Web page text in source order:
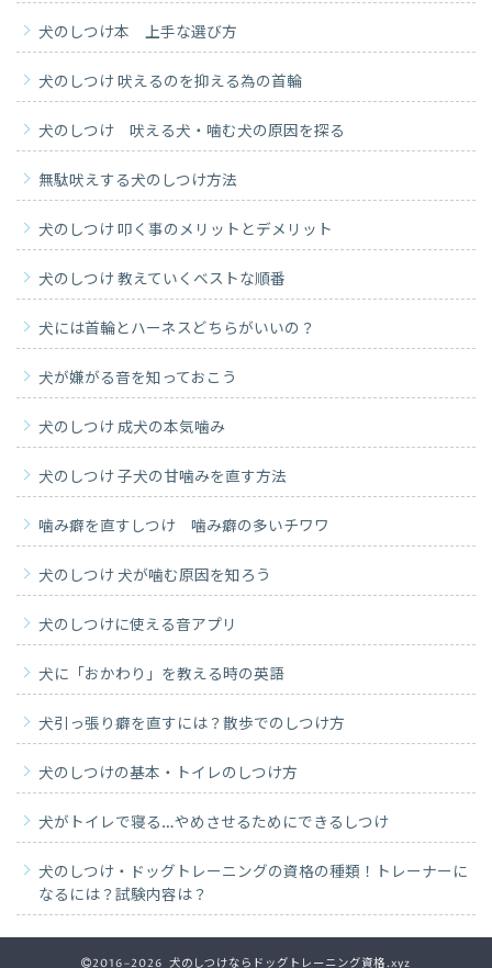
犬のしつけ本 上手な選び方
犬のしつけ 吠えるのを抑える為の首輪
犬のしつけ 吠える犬・噛む犬の原因を探る
無駄吠えする犬のしつけ方法
犬のしつけ 叩く事のメリットとデメリット
犬のしつけ 教えていくベストな順番
犬には首輪とハーネスどちらがいいの？
犬が嫌がる音を知っておこう
犬のしつけ 成犬の本気噛み
犬のしつけ 子犬の甘噛みを直す方法
噛み癖を直すしつけ 噛み癖の多いチワワ
犬のしつけ 犬が噛む原因を知ろう
犬のしつけに使える音アプリ
犬に「おかわり」を教える時の英語
犬引っ張り癖を直すには？散歩でのしつけ方
犬のしつけの基本・トイレのしつけ方
犬がトイレで寝る…やめさせるためにできるしつけ
犬のしつけ・ドッグトレーニングの資格の種類！トレーナーに
なるには？試験内容は？
2016–2026 犬のしつけならドッグトレーニング資格.xyz